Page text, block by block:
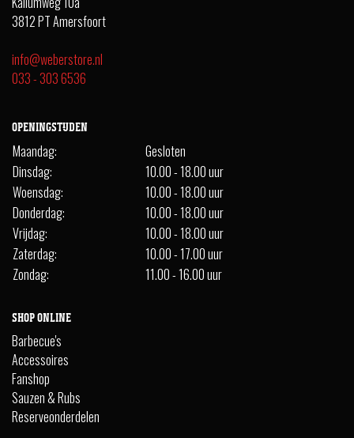
3812 PT Amersfoort
info@weberstore.nl
033 - 303 6536
OPENINGSTIJDEN
Maandag:
Gesloten
Dinsdag:
10.00 - 18.00 uur
Woensdag:
10.00 - 18.00 uur
Donderdag:
10.00 - 18.00 uur
Vrijdag:
10.00 - 18.00 uur
Zaterdag:
10.00 - 17.00 uur
Zondag:
11.00 - 16.00 uur
SHOP ONLINE
Barbecue's
Accessoires
Fanshop
Sauzen & Rubs
Reserveonderdelen